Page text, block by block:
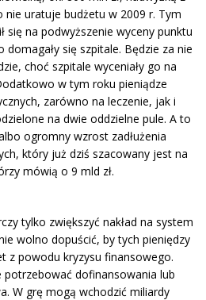
nie uratuje budżetu w 2009 r. Tym
się na podwyższenie wyceny punktu
się szpitale. Będzie za nie
choć szpitale wyceniały go na
w tym roku pieniądze
zarówno na leczenie, jak i
na dwie oddzielne pule. A to
ogromny wzrost zadłużenia
który już dziś szacowany jest na
mówią o 9 mld zł.
tylko zwiększyć nakład na system
wolno dopuścić, by tych pieniędzy
z powodu kryzysu finansowego.
dofinansowania lub
W grę mogą wchodzić miliardy